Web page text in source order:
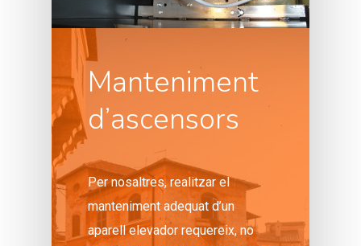
Manteniment
d’ascensors
Per nosaltres, realitzar el
manteniment adequat d’un
aparell elevador requereix, no